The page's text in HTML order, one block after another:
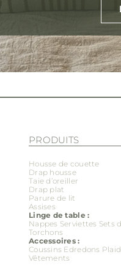
PRODUITS
Housse de couette
Drap housse
Taie d’oreiller
Drap plat
Parure de lit
Assises
Linge de table :
Nappes Serviettes Sets
Torchons
Accessoires :
Coussins Edredons
Vêtements